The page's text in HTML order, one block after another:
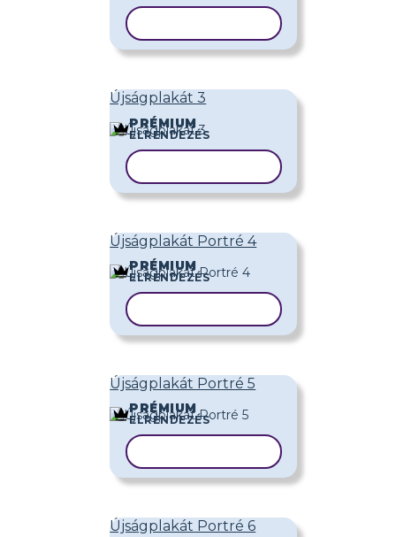
Újságplakát 3
PRÉMIUM
ELRENDEZÉS
Újságplakát Portré 4
PRÉMIUM
ELRENDEZÉS
Újságplakát Portré 5
PRÉMIUM
ELRENDEZÉS
Újságplakát Portré 6